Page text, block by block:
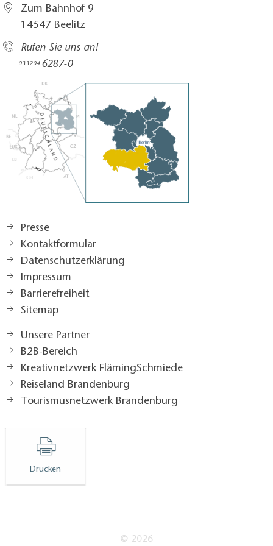
Zum Bahnhof 9
14547 Beelitz
Rufen Sie uns an!
033204 6287-0
Presse
Kontaktformular
Datenschutzerklärung
Impressum
Barrierefreiheit
Sitemap
Unsere Partner
B2B-Bereich
Kreativnetzwerk FlämingSchmiede
Reiseland Brandenburg
Tourismusnetzwerk Brandenburg
Drucken
© 2026